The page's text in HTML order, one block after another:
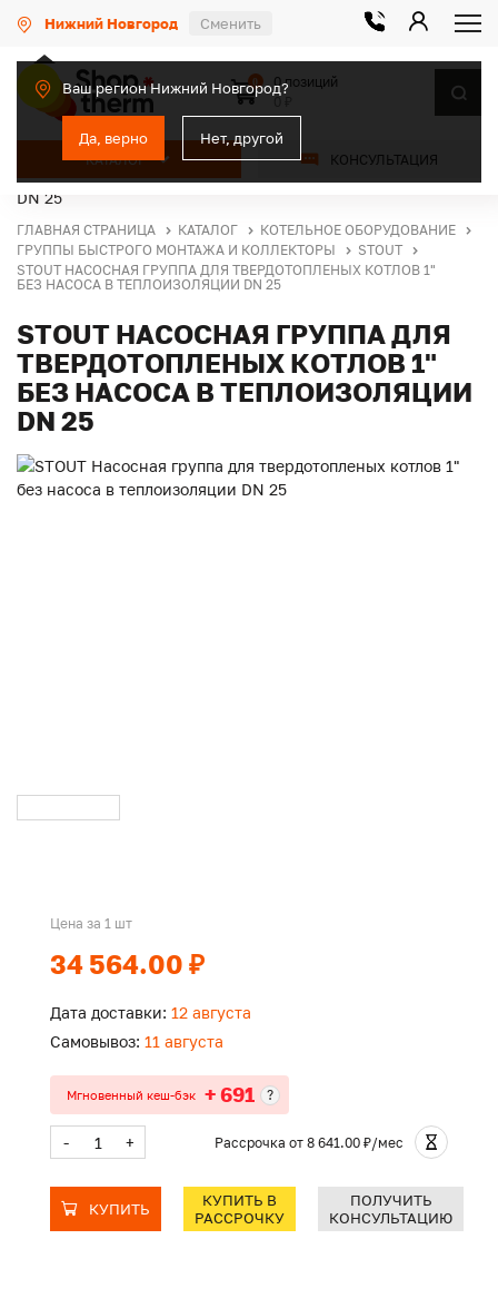
Нижний Новгород Сменить
Ваш регион Нижний Новгород?
Да, верно Нет, другой
КАТАЛОГ КОНСУЛЬТАЦИЯ
0
0 позиций
ГЛАВНАЯ СТРАНИЦА КАТАЛОГ
КОТЕЛЬНОЕ ОБОРУДОВАНИЕ
ГРУППЫ БЫСТРОГО МОНТАЖА И КОЛЛЕКТОРЫ
STOUT
STOUT НАСОСНАЯ ГРУППА ДЛЯ ТВЕРДОТОПЛЕНЫХ КОТЛОВ 1"
БЕЗ НАСОСА В ТЕПЛОИЗОЛЯЦИИ DN 25
STOUT НАСОСНАЯ ГРУППА ДЛЯ
ТВЕРДОТОПЛЕНЫХ КОТЛОВ 1"
БЕЗ НАСОСА В ТЕПЛОИЗОЛЯЦИИ
DN 25
Цена за 1 шт
34 564.00 ₽
Дата доставки: 12 августа
Самовывоз: 11 августа
Мгновенный кеш-бэк + 691 ?
- + Рассрочка от 8 641.00 ₽/мес
КУПИТЬ
КУПИТЬ В
РАССРОЧКУ
ПОЛУЧИТЬ
КОНСУЛЬТАЦИЮ